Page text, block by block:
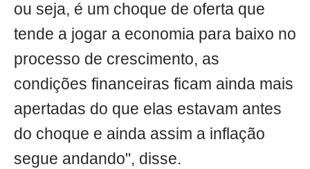
ou seja, é um choque de oferta que
tende a jogar a economia para baixo no
processo de crescimento, as
condições financeiras ficam ainda mais
apertadas do que elas estavam antes
do choque e ainda assim a inflação
segue andando", disse.